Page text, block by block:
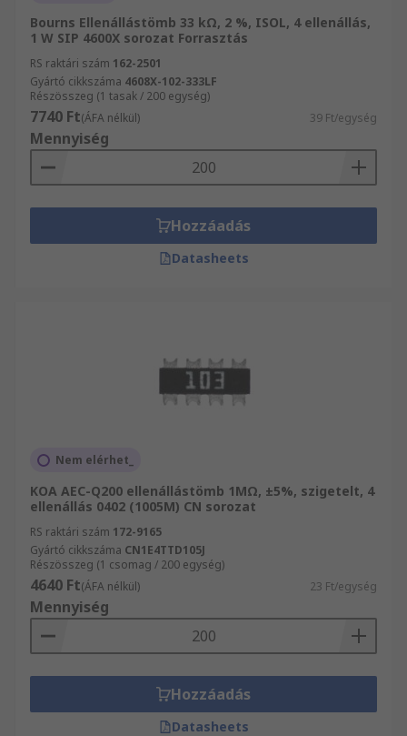
Bourns Ellenállástömb 33 kΩ, 2 %, ISOL, 4 ellenállás,
1 W SIP 4600X sorozat Forrasztás
RS raktári szám 162-2501
Gyártó cikkszáma 4608X-102-333LF
Részösszeg (1 tasak / 200 egység)
7740 Ft(ÁFA nélkül) 39 Ft/egység
Mennyiség
Hozzáadás
Datasheets
Nem elérhet_
KOA AEC-Q200 ellenállástömb 1MΩ, ±5%, szigetelt, 4
ellenállás 0402 (1005M) CN sorozat
RS raktári szám 172-9165
Gyártó cikkszáma CN1E4TTD105J
Részösszeg (1 csomag / 200 egység)
4640 Ft(ÁFA nélkül) 23 Ft/egység
Mennyiség
Hozzáadás
Datasheets